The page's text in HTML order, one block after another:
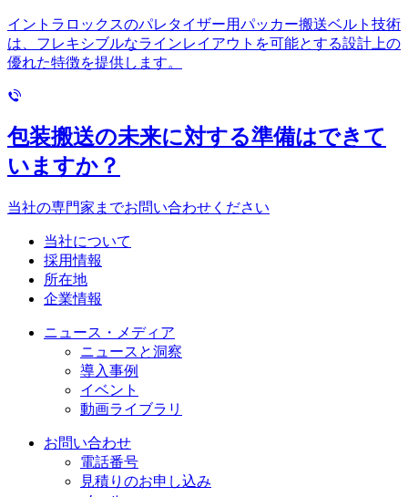
イントラロックスのパレタイザー用パッカー搬送ベルト技術
は、フレキシブルなラインレイアウトを可能とする設計上の
優れた特徴を提供します。
包装搬送の未来に対する準備はできて
いますか？
当社の専門家までお問い合わせください
当社について
採用情報
所在地
企業情報
ニュース・メディア
ニュースと洞察
導入事例
イベント
動画ライブラリ
お問い合わせ
電話番号
見積りのお申し込み